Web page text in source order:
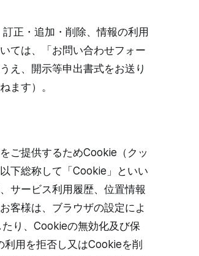
正・追加・削除、情報の利用
ては、「お問い合わせフォー
え、開示等申出書式をお送り
ます）。
ご提供するためCookie（クッ
下総称して「Cookie」といい
サービス利用履歴、位置情報
客様は、ブラウザの設定によ
り、Cookieの無効化及び保
用を拒否し又はCookieを削